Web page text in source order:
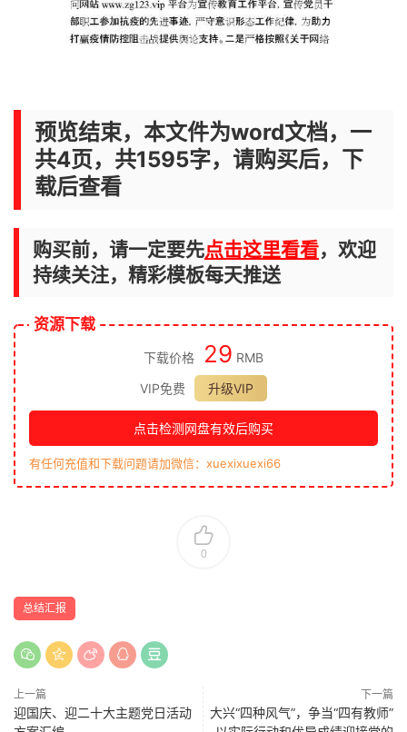
预览结束，本文件为word文档，一
共4页，共1595字，请购买后，下
载后查看
购买前，请一定要先点击这里看看，欢迎
持续关注，精彩模板每天推送
资源下载
下载价格 29 RMB
VIP免费
升级VIP
点击检测网盘有效后购买
有任何充值和下载问题请加微信：xuexixuexi66
0
总结汇报
上一篇
迎国庆、迎二十大主题党日活动
下一篇
大兴“四种风气”，争当“四有教师”